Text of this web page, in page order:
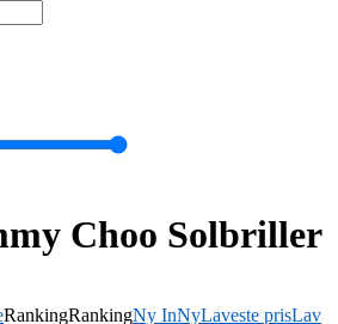
Choo Solbriller
RankingRankingNy InNyLaveste prisLav